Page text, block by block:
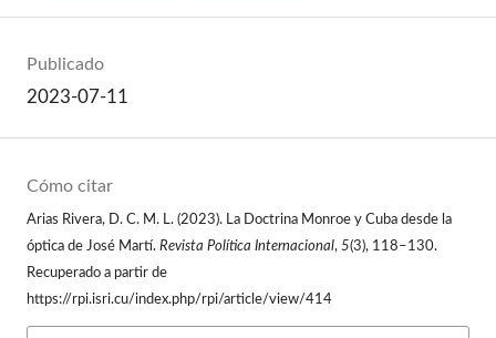
Publicado
2023-07-11
Cómo citar
Arias Rivera, D. C. M. L. (2023). La Doctrina Monroe y Cuba desde la
óptica de José Martí.Revista Política Internacional, 5(3), 118–130.
Recuperado a partir de
https://rpi.isri.cu/index.php/rpi/article/view/414